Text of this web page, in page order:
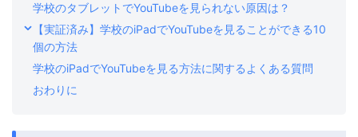
学校のタブレットでYouTubeを見られない原因は？
【実証済み】学校のiPadでYouTubeを見ることができる10
個の方法
学校のiPadでYouTubeを見る方法に関するよくある質問
おわりに